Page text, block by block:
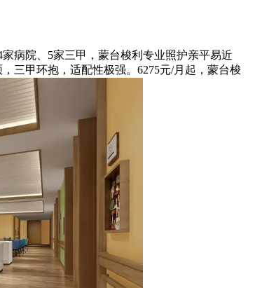
病院、5家三甲，蒙台梭利专业照护亲平易近
三甲环抱，适配性极强。6275元/月起，蒙台梭